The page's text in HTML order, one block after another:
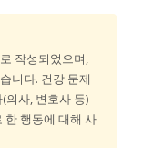
작성되었으며,
니다. 건강 문제
의사, 변호사 등)
한 행동에 대해 사